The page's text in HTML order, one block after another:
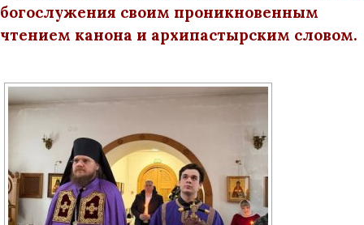
богослужения своим проникновенным
чтением канона и архипастырским словом.